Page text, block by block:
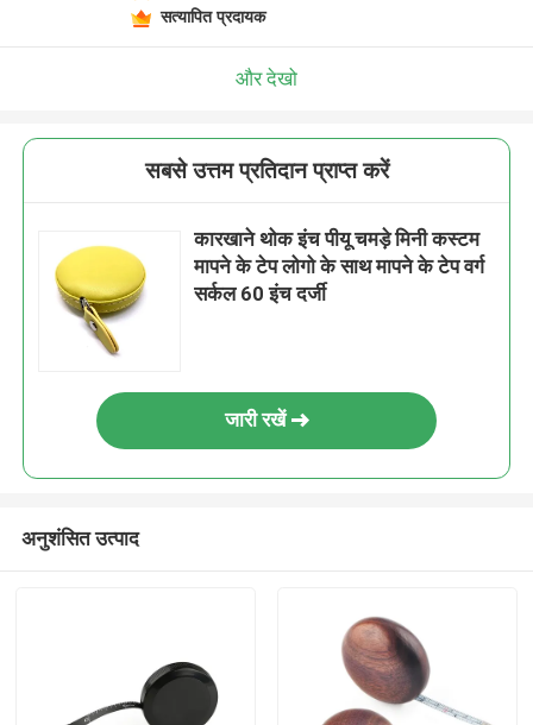
सत्यापित प्रदायक
और देखो
सबसे उत्तम प्रतिदान प्राप्त करें
कारखाने थोक इंच पीयू चमड़े मिनी कस्टम
मापने के टेप लोगो के साथ मापने के टेप वर्ग
सर्कल 60 इंच दर्जी
जारी रखें
अनुशंसित उत्पाद